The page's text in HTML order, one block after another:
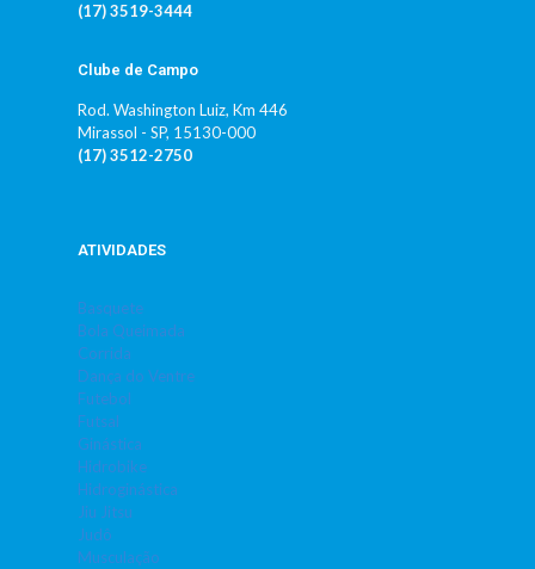
(17) 3519-3444
Clube de Campo
Rod. Washington Luiz, Km 446
Mirassol - SP, 15130-000
(17) 3512-2750
ATIVIDADES
Basquete
Bola Queimada
Corrida
Dança do Ventre
Futebol
Futsal
Ginástica
Hidrobike
Hidroginástica
Jiu Jitsu
Judô
Musculação